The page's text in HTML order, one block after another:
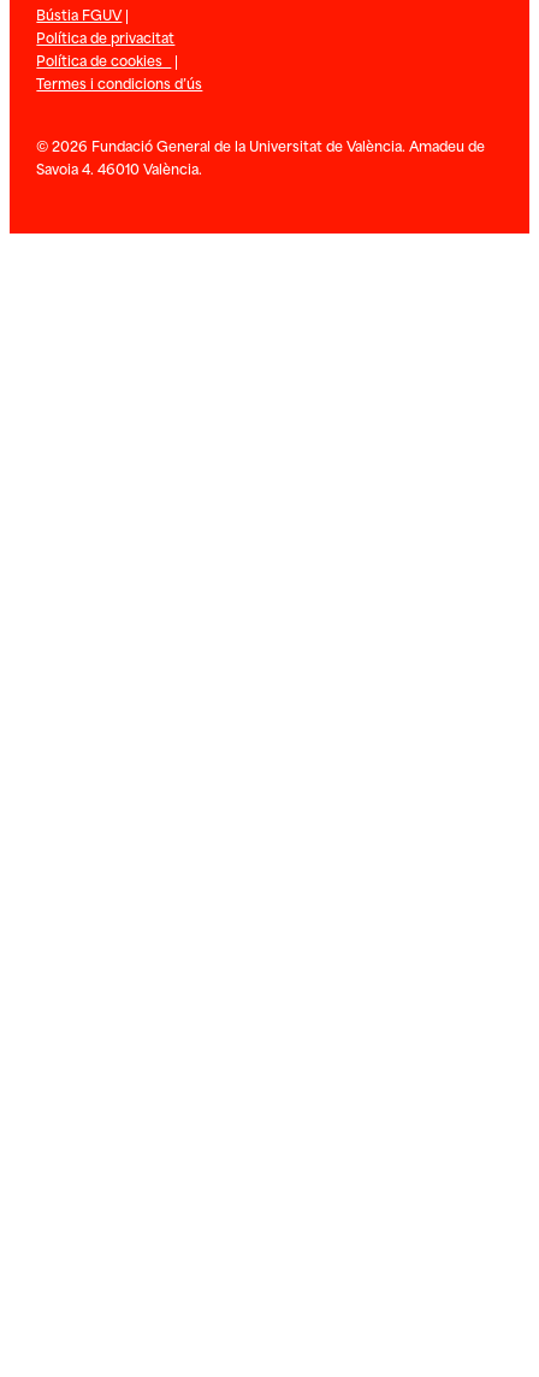
Bústia FGUV|
Política de privacitat
Política de cookies |
Termes i condicions d’ús
© 2026 Fundació General de la Universitat de València. Amadeu de
Savoia 4. 46010 València.